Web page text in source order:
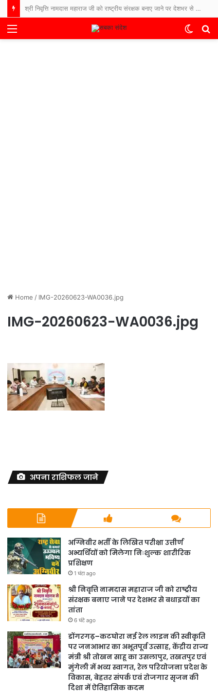
श्री निवृत्ति नामदास महाराज जी को राष्ट्रीय संरक्षक बनाए जाने पर देशभर से बधाइयों का तांता
Menu
Switch
Home / IMG-20260623-WA0036.jpg
IMG-20260623-WA0036.jpg
अपना राशिफल जाने
अग्निवीर भर्ती के लिखित परीक्षा उत्तीर्ण
अभ्यर्थियों को मिलेगा निःशुल्क शारीरिक
प्रशिक्षण
1 घंटा ago
श्री निवृत्ति नामदास महाराज जी को राष्ट्रीय
संरक्षक बनाए जाने पर देशभर से बधाइयों का
तांता
6 घंटे ago
डोंगरगढ़–कटघोरा नई रेल लाइन की स्वीकृति
पर जनआभार का अभूतपूर्व उत्साह, केंद्रीय राज्य
मंत्री श्री तोखन साहू का उसलापुर, तखतपुर एवं
मुंगेली में भव्य स्वागत, रेल परियोजना प्रदेश के
विकास, बेहतर संपर्क एवं रोजगार सृजन की
दिशा में ऐतिहासिक कदम